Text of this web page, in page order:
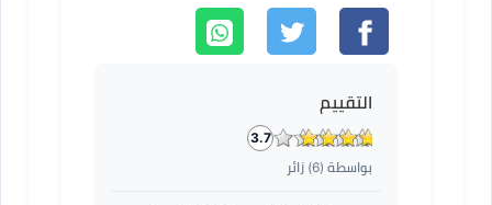
التقييم
3.7
بواسطة (6) زائر